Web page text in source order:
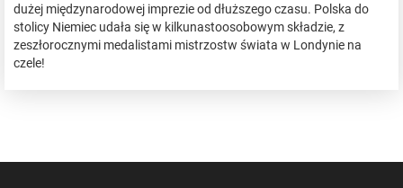
dużej międzynarodowej imprezie od dłuższego czasu. Polska do
stolicy Niemiec udała się w kilkunastoosobowym składzie, z
zeszłorocznymi medalistami mistrzostw świata w Londynie na
czele!